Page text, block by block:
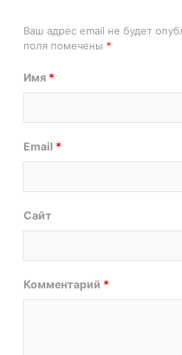
Ваш адрес email не будет
поля помечены *
Имя *
Email *
Сайт
Комментарий *